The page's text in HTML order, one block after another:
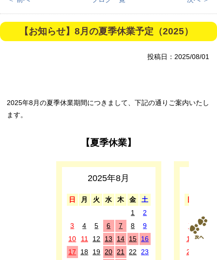
【お知らせ】8月の夏季休業予定（2025）
投稿日：2025/08/01
2025年8月の夏季休業期間につきまして、下記の通りご案内いたし
ます。
【夏季休業】
2025年8月
日 月 火 水 木 金
土
1
2
3
4 5 6 7 8
9
10
11 12 13 14 15
16
17
18 19 20 21 22
23
日
7
8
14
15
21